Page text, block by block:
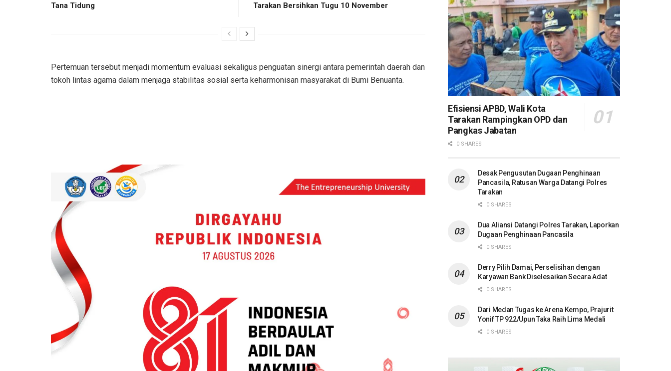
Tana Tidung
Tarakan Bersihkan Tugu 10 November
Pertemuan tersebut menjadi momentum evaluasi sekaligus penguatan sinergi antara pemerintah daerah dan
tokoh lintas agama dalam menjaga stabilitas sosial serta keharmonisan masyarakat di Bumi Benuanta.
Efisiensi APBD, Wali Kota
Tarakan Rampingkan OPD dan
Pangkas Jabatan
0 SHARES
Desak Pengusutan Dugaan Penghinaan
Pancasila, Ratusan Warga Datangi Polres
Tarakan
0 SHARES
Dua Aliansi Datangi Polres Tarakan, Laporkan
Dugaan Penghinaan Pancasila
0 SHARES
Derry Pilih Damai, Perselisihan dengan
Karyawan Bank Diselesaikan Secara Adat
0 SHARES
Dari Medan Tugas ke Arena Kempo, Prajurit
Yonif TP 922/Upun Taka Raih Lima Medali
0 SHARES